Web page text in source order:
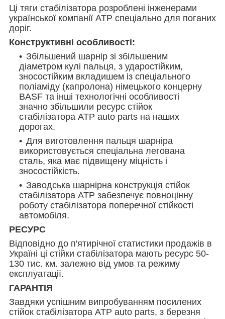
Ці тяги стабілізатора розроблені інженерами
української компанії АТР спеціально для поганих
доріг.
Конструктивні особливості:
Збільшений шарнір зі збільшеним
діаметром кулі пальця, з ударостійким,
зносостійким вкладишем із спеціального
поліаміду (капролона) німецького концерну
BASF та інші технологічні особливості
значно збільшили ресурс стійок
стабілізатора АТР auto parts на наших
дорогах.
Для виготовлення пальця шарніра
використовується спеціальна легована
сталь, яка має підвищену міцність і
зносостійкість.
Заводська шарнірна конструкція стійок
стабілізатора ATP забезпечує повноцінну
роботу стабілізатора поперечної стійкості
автомобіля.
РЕСУРС
Відповідно до п'ятирічної статистики продажів в
Україні ці стійки стабілізатора мають ресурс 50-
130 тис. км. залежно від умов та режиму
експлуатації.
ГАРАНТІЯ
Завдяки успішним випробуванням посилених
стійок стабілізатора ATP auto parts, з березня